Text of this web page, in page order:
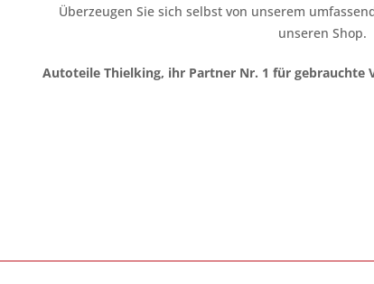
Überzeugen Sie sich selbst von unserem
unseren Shop.
Autoteile Thielking, ihr Partner Nr. 1 für gebrauchte